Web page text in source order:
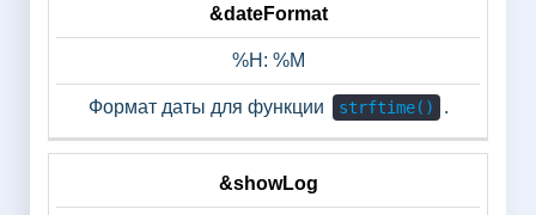
&dateFormat
%H: %M
Формат даты для функции strftime() .
&showLog